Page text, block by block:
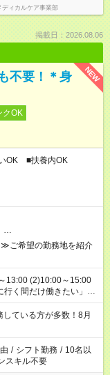
ィカルケア事業部
掲載日：2026.08.06
NEW
不要！＊身
クOK
OK ■扶養内OK
…
ご希望の勤務地を紹介
午前中は働いて、午後
ご希望を教えてくださ
計で週40時間を超える
している方が多数！8月
/ シフト勤務 / 10名以
スキル不要